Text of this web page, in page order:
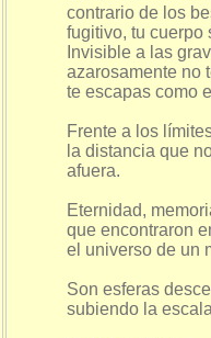
contrario de los
fugitivo, tu cuerpo
Invisible a las
azarosamente no
te escapas como
Frente a los
la distancia que
afuera.
Eternidad,
que encontraron
el universo de un
Son esferas
subiendo la